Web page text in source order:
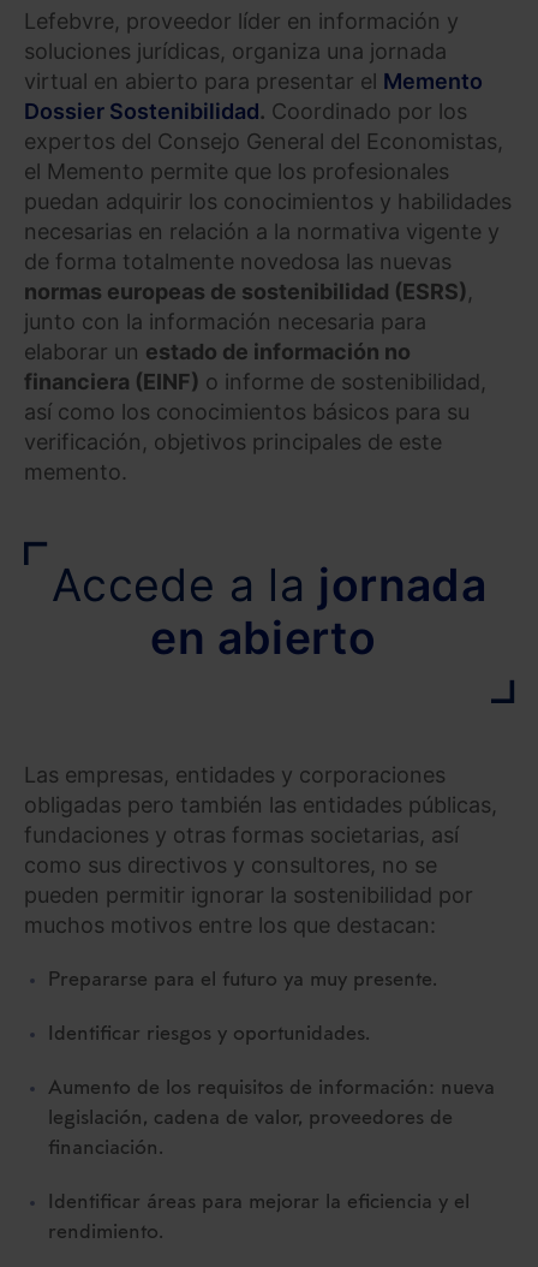
Lefebvre, proveedor líder en información y
soluciones jurídicas, organiza una jornada
virtual en abierto para presentar el Memento
Dossier Sostenibilidad. Coordinado por los
expertos del Consejo General del Economistas,
el Memento permite que los profesionales
puedan adquirir los conocimientos y habilidades
necesarias en relación a la normativa vigente y
de forma totalmente novedosa las nuevas
normas europeas de sostenibilidad (ESRS),
junto con la información necesaria para
elaborar un estado de información no
financiera (EINF) o informe de sostenibilidad,
así como los conocimientos básicos para su
verificación, objetivos principales de este
memento.
Accede a la jornada
en abierto
Las empresas, entidades y corporaciones
obligadas pero también las entidades públicas,
fundaciones y otras formas societarias, así
como sus directivos y consultores, no se
pueden permitir ignorar la sostenibilidad por
muchos motivos entre los que destacan:
Prepararse para el futuro ya muy presente.
Identificar riesgos y oportunidades.
Aumento de los requisitos de información: nueva
legislación, cadena de valor, proveedores de
financiación.
Identificar áreas para mejorar la eficiencia y el
rendimiento.